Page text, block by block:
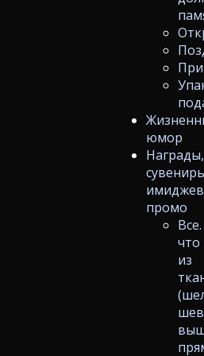
юмор
Награды,
промо
Все.
что
из